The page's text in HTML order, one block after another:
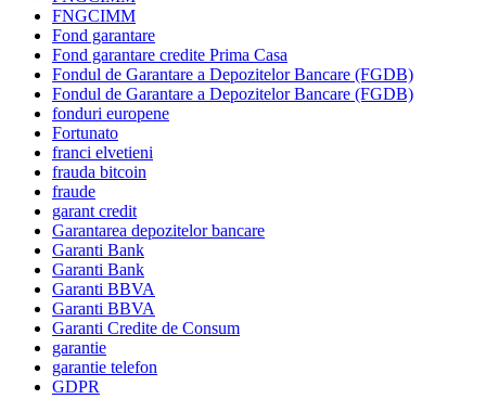
FNGCIMM
Fond garantare
Fond garantare credite Prima Casa
Fondul de Garantare a Depozitelor Bancare (FGDB)
Fondul de Garantare a Depozitelor Bancare (FGDB)
fonduri europene
Fortunato
franci elvetieni
frauda bitcoin
fraude
garant credit
Garantarea depozitelor bancare
Garanti Bank
Garanti Bank
Garanti BBVA
Garanti BBVA
Garanti Credite de Consum
garantie
garantie telefon
GDPR